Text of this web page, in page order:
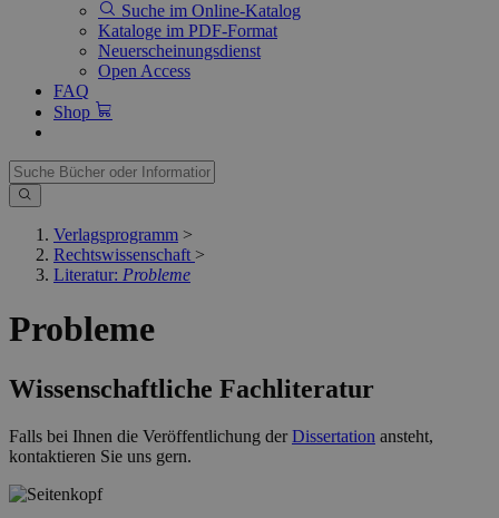
Suche im Online-Katalog
Kataloge im PDF-Format
Neuerscheinungsdienst
Open Access
FAQ
Shop
Verlagsprogramm >
Rechtswissenschaft >
Literatur: Probleme
Probleme
Wissenschaftliche Fachliteratur
Falls bei Ihnen die Veröffentlichung derDissertation ansteht,
kontaktieren Sie uns gern.